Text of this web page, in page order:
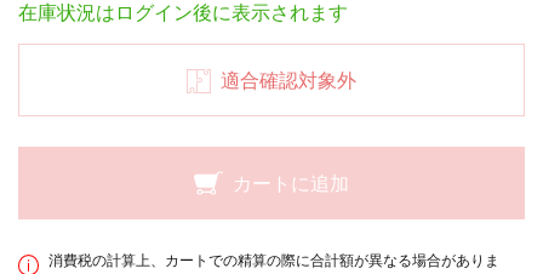
在庫状況はログイン後に表示されます
適合確認対象外
カートに追加
消費税の計算上、カートでの精算の際に合計額が異なる場合がありま